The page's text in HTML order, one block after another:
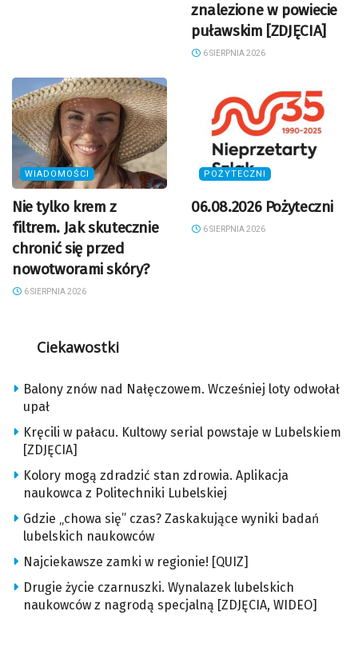
znalezione w powiecie
puławskim [ZDJĘCIA]
6 SIERPNIA 2026
WIADOMOŚCI
Nie tylko krem z
filtrem. Jak skutecznie
chronić się przed
nowotworami skóry?
6 SIERPNIA 2026
POŻYTECZNI
06.08.2026 Pożyteczni
6 SIERPNIA 2026
Ciekawostki
Balony znów nad Nałęczowem. Wcześniej loty odwołał
upał
Kręcili w pałacu. Kultowy serial powstaje w Lubelskiem
[ZDJĘCIA]
Kolory mogą zdradzić stan zdrowia. Aplikacja
naukowca z Politechniki Lubelskiej
Gdzie „chowa się” czas? Zaskakujące wyniki badań
lubelskich naukowców
Najciekawsze zamki w regionie! [QUIZ]
Drugie życie czarnuszki. Wynalazek lubelskich
naukowców z nagrodą specjalną [ZDJĘCIA, WIDEO]